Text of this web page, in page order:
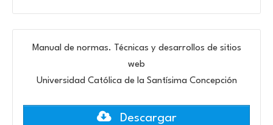
Manual de normas. Técnicas y desarrollos de sitios
web
Universidad Católica de la Santísima Concepción
Descargar